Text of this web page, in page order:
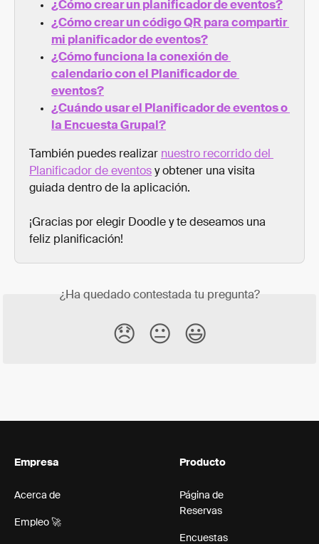
¿Cómo crear un planificador de eventos?
¿Cómo crear un código QR para compartir
mi planificador de eventos?
¿Cómo funciona la conexión de
calendario con el Planificador de
eventos?
¿Cuándo usar el Planificador de eventos o
la Encuesta Grupal?
También puedes realizar nuestro recorrido del
Planificador de eventos y obtener una visita
guiada dentro de la aplicación.
¡Gracias por elegir Doodle y te deseamos una
feliz planificación!
¿Ha quedado contestada tu pregunta?
😞 😐 😃
Empresa
Acerca de
Empleo 🚀
Producto
Página de
Reservas
Encuestas